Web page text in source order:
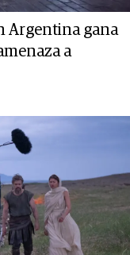
Argentina gana
a